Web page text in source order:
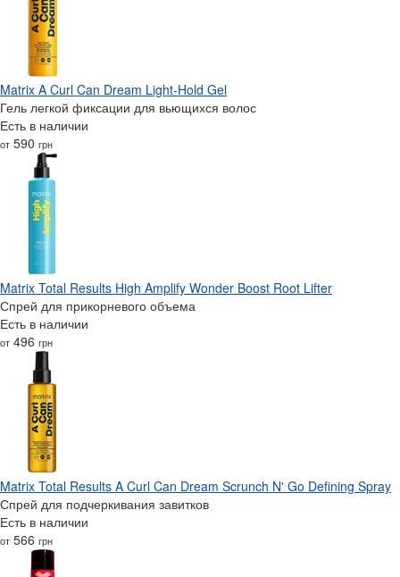
Matrix A Curl Can Dream Light-Hold Gel
Гель легкой фиксации для вьющихся волос
Есть в наличии
от 590 грн
Matrix Total Results High Amplify Wonder Boost Root Lifter
Спрей для прикорневого объема
Есть в наличии
от 496 грн
Matrix Total Results A Curl Can Dream Scrunch N' Go Defining Spray
Спрей для подчеркивания завитков
Есть в наличии
от 566 грн